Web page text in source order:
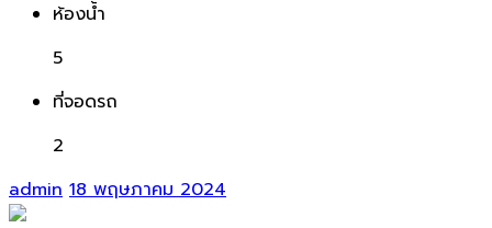
ห้องน้ำ
5
ที่จอดรถ
2
admin 18 พฤษภาคม 2024